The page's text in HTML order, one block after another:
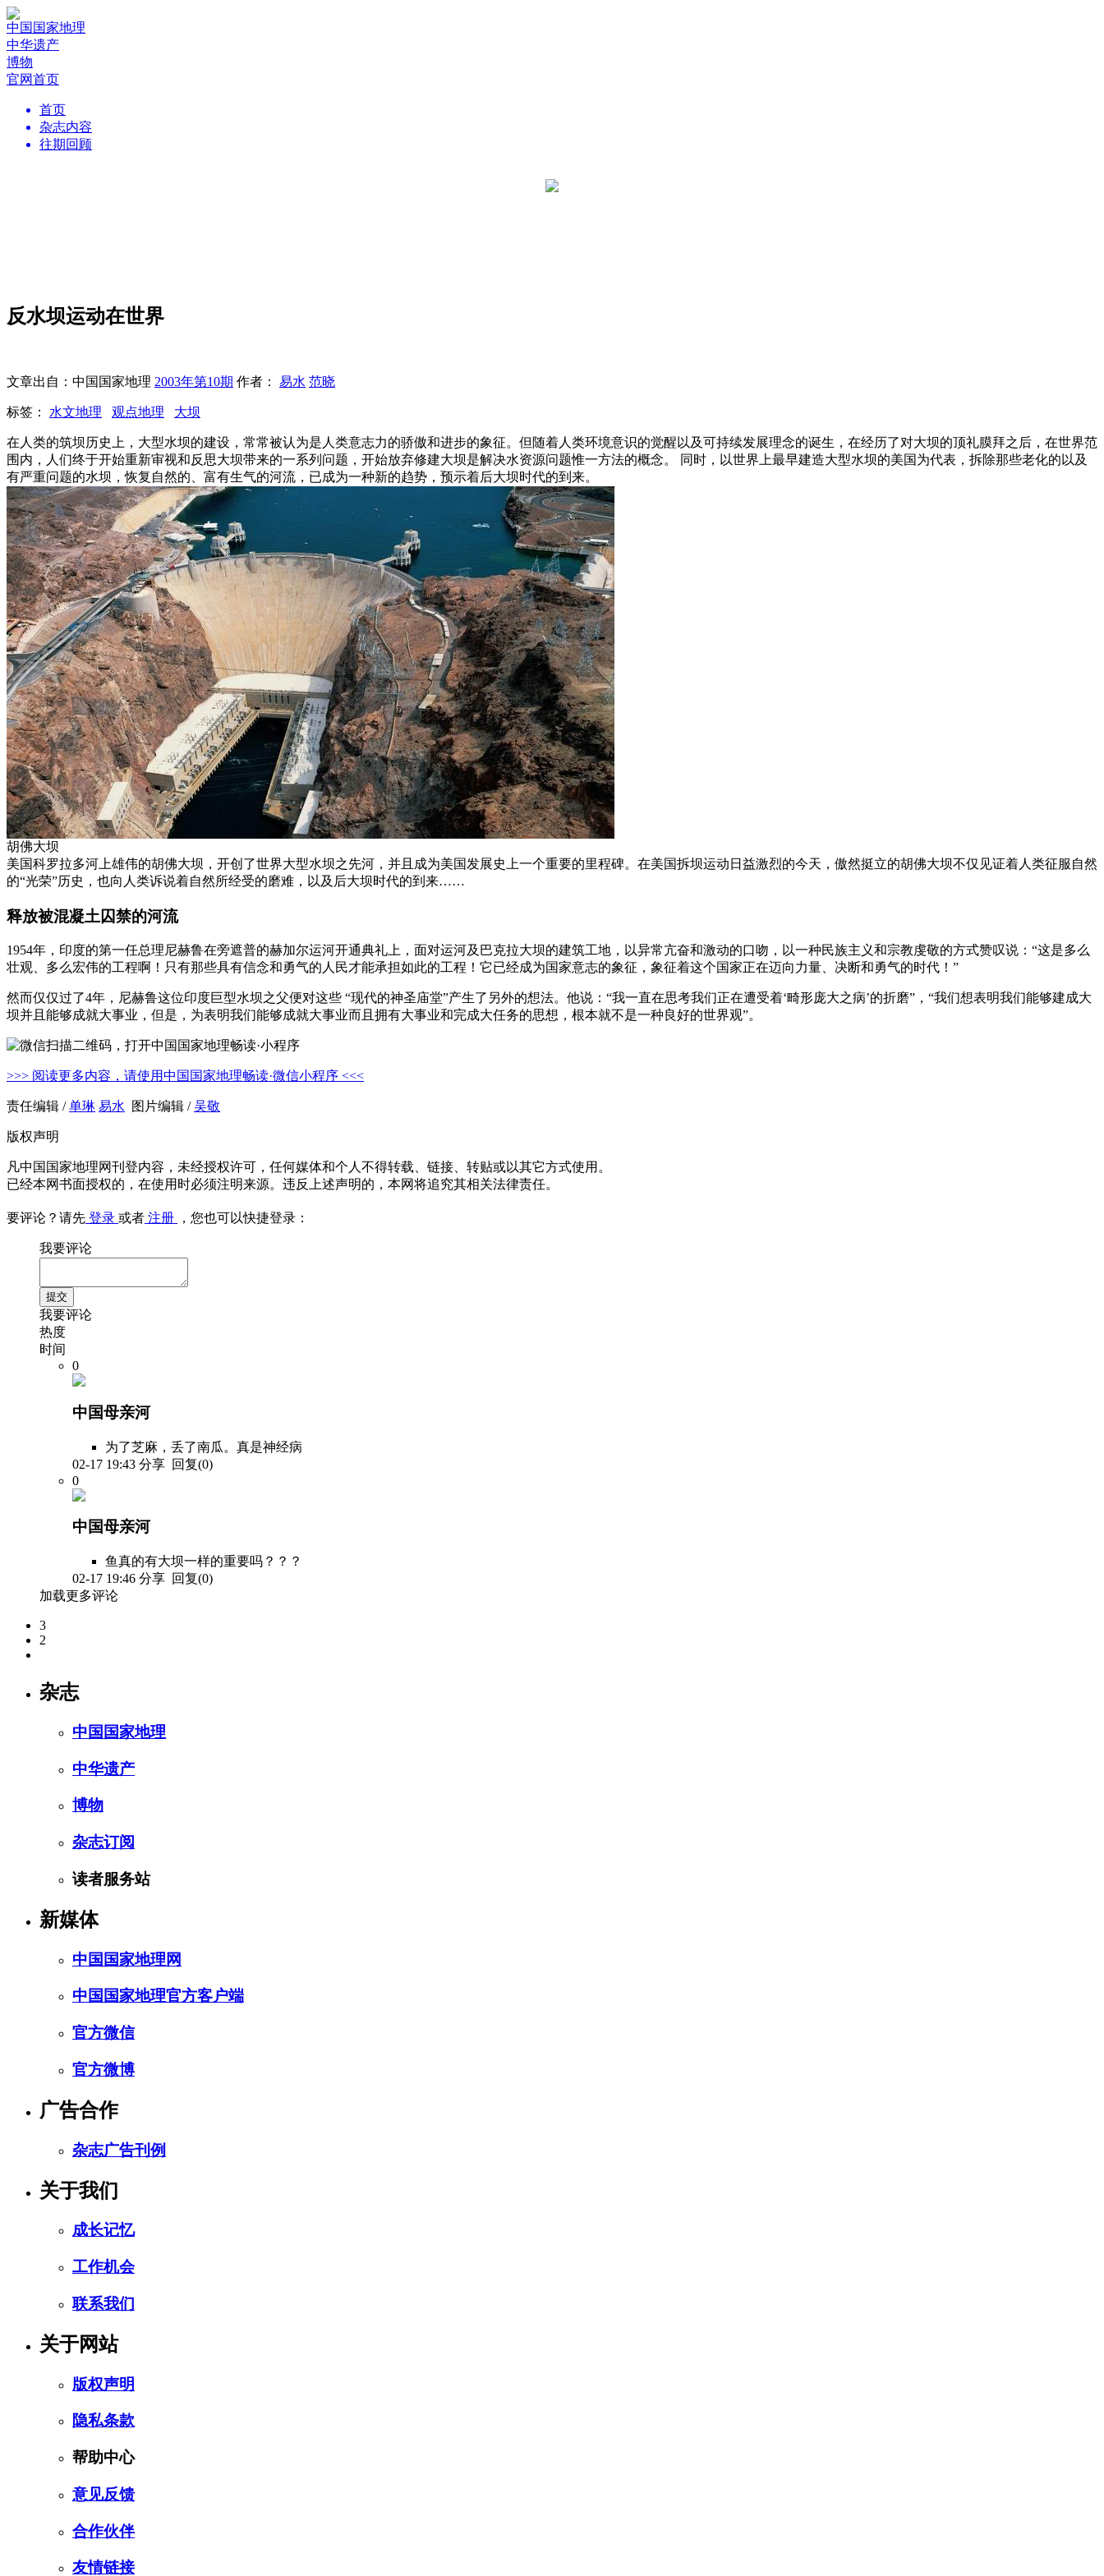
中国国家地理
中华遗产
博物
官网首页
首页
杂志内容
往期回顾
反水坝运动在世界
文章出自：中国国家地理 2003年第10期 作者： 易水 范晓
标签： 水文地理 观点地理 大坝
在人类的筑坝历史上，大型水坝的建设，常常被认为是人类意志力的骄傲和进步的象征。但随着人类环境意识的觉醒以及可持续发展理念的诞生，在经历了对大坝的顶礼膜拜之后，在世界范
围内，人们终于开始重新审视和反思大坝带来的一系列问题，开始放弃修建大坝是解决水资源问题惟一方法的概念。 同时，以世界上最早建造大型水坝的美国为代表，拆除那些老化的以及
有严重问题的水坝，恢复自然的、富有生气的河流，已成为一种新的趋势，预示着后大坝时代的到来。
胡佛大坝
美国科罗拉多河上雄伟的胡佛大坝，开创了世界大型水坝之先河，并且成为美国发展史上一个重要的里程碑。在美国拆坝运动日益激烈的今天，傲然挺立的胡佛大坝不仅见证着人类征服自然
的“光荣”历史，也向人类诉说着自然所经受的磨难，以及后大坝时代的到来……
释放被混凝土囚禁的河流
1954年，印度的第一任总理尼赫鲁在旁遮普的赫加尔运河开通典礼上，面对运河及巴克拉大坝的建筑工地，以异常亢奋和激动的口吻，以一种民族主义和宗教虔敬的方式赞叹说：“这是多么
壮观、多么宏伟的工程啊！只有那些具有信念和勇气的人民才能承担如此的工程！它已经成为国家意志的象征，象征着这个国家正在迈向力量、决断和勇气的时代！”
然而仅仅过了4年，尼赫鲁这位印度巨型水坝之父便对这些 “现代的神圣庙堂”产生了另外的想法。他说：“我一直在思考我们正在遭受着‘畸形庞大之病’的折磨”，“我们想表明我们能够建成大
坝并且能够成就大事业，但是，为表明我们能够成就大事业而且拥有大事业和完成大任务的思想，根本就不是一种良好的世界观”。
>>> 阅读更多内容，请使用中国国家地理畅读·微信小程序 <<<
责任编辑 /单琳 易水 图片编辑 /吴敬
版权声明
凡中国国家地理网刊登内容，未经授权许可，任何媒体和个人不得转载、链接、转贴或以其它方式使用。
已经本网书面授权的，在使用时必须注明来源。违反上述声明的，本网将追究其相关法律责任。
要评论？请先 登录 或者 注册 ，您也可以快捷登录：
我要评论
我要评论
热度
时间
0
中国母亲河
为了芝麻，丢了南瓜。真是神经病
02-17 19:43 分享 回复(0)
0
中国母亲河
鱼真的有大坝一样的重要吗？？？
02-17 19:46 分享 回复(0)
加载更多评论
3
2
杂志
中国国家地理
中华遗产
博物
杂志订阅
读者服务站
新媒体
中国国家地理网
中国国家地理官方客户端
官方微信
官方微博
广告合作
杂志广告刊例
关于我们
成长记忆
工作机会
联系我们
关于网站
版权声明
隐私条款
帮助中心
意见反馈
合作伙伴
友情链接